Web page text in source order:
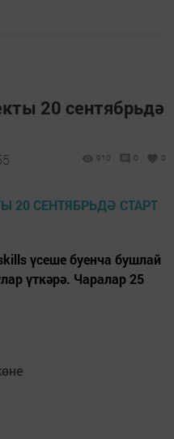
20 сентябрьдә
910 0 0
үсеше буенча бушлай
үткәрә. Чаралар 25